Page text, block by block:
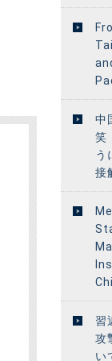
中
笑
う
接
習
攻
い